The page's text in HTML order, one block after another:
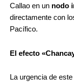
Callao en un nodo
directamente con
Pacífico.
El efecto
La urgencia de